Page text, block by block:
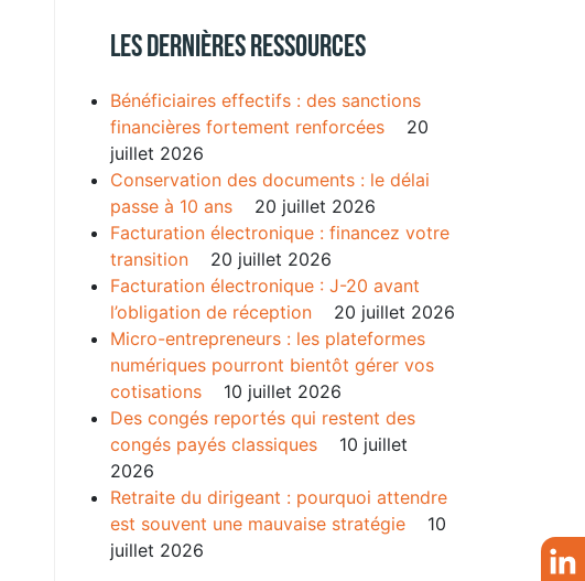
Les dernières ressources
Bénéficiaires effectifs : des sanctions
financières fortement renforcées
20
juillet 2026
Conservation des documents : le délai
passe à 10 ans
20 juillet 2026
Facturation électronique : financez votre
transition
20 juillet 2026
Facturation électronique : J-20 avant
l’obligation de réception
20 juillet 2026
Micro-entrepreneurs : les plateformes
numériques pourront bientôt gérer vos
cotisations
10 juillet 2026
Des congés reportés qui restent des
congés payés classiques
10 juillet
2026
Retraite du dirigeant : pourquoi attendre
est souvent une mauvaise stratégie
10
juillet 2026